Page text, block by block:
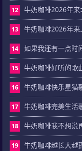
12 牛奶咖啡2026年来
13 牛奶咖啡2026年来
14 如果我还有一点时
15 牛奶咖啡好听的歌
16 牛奶咖啡快乐星猫
17 牛奶咖啡完美生活
18 牛奶咖啡我不想说
19 牛奶咖啡越长大越